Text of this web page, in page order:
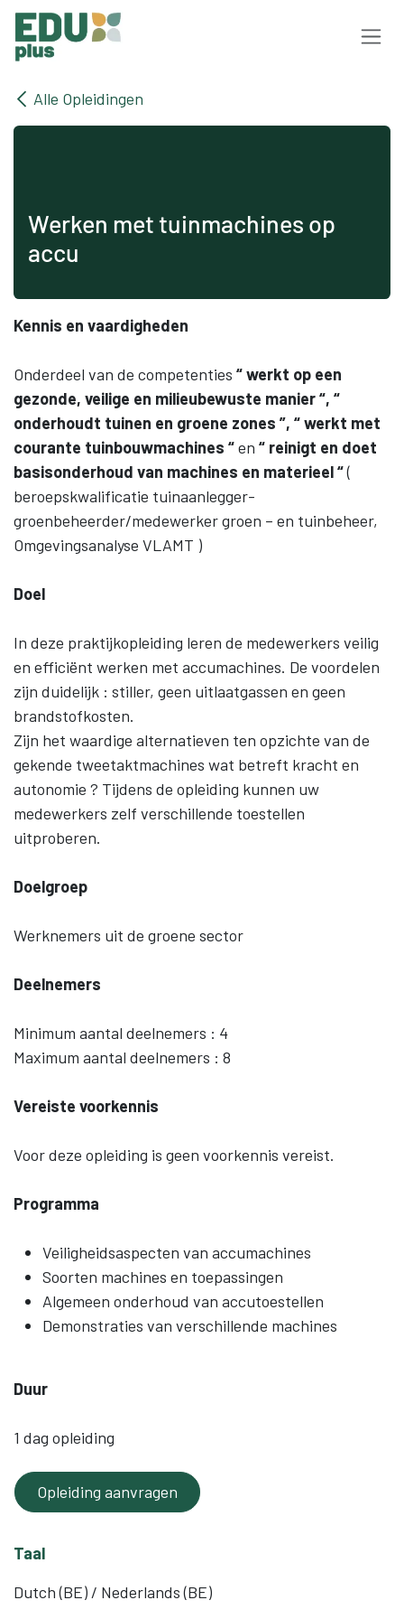
Overslaan naar inhoud
Alle Opleidingen
Werken met tuinmachines op
accu
Kennis en vaardigheden
Onderdeel van de competenties “ werkt op een
gezonde, veilige en milieubewuste manier “, “
onderhoudt tuinen en groene zones ”, “ werkt met
courante tuinbouwmachines “en “ reinigt en doet
basisonderhoud van machines en materieel “(
beroepskwalificatie tuinaanlegger-
groenbeheerder/medewerker groen – en tuinbeheer,
Omgevingsanalyse VLAMT )
Doel
In deze praktijkopleiding leren de medewerkers veilig
en efficiënt werken met accumachines. De voordelen
zijn duidelijk : stiller, geen uitlaatgassen en geen
brandstofkosten.
Zijn het waardige alternatieven ten opzichte van de
gekende tweetaktmachines wat betreft kracht en
autonomie ? Tijdens de opleiding kunnen uw
medewerkers zelf verschillende toestellen
uitproberen.
Doelgroep
Werknemers uit de groene sector
Deelnemers
Minimum aantal deelnemers : 4
Maximum aantal deelnemers : 8
Vereiste voorkennis
Voor deze opleiding is geen voorkennis vereist.
Programma
Veiligheidsaspecten van accumachines
Soorten machines en toepassingen
Algemeen onderhoud van accutoestellen
Demonstraties van verschillende machines
Duur
1 dag opleiding
Opleiding aanvragen
Taal
Dutch (BE) / Nederlands (BE)